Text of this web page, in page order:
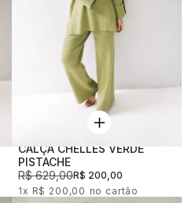
CALÇA CHELLES VERDE
PISTACHE
R$ 629,00R$ 200,00
1x R$ 200,00